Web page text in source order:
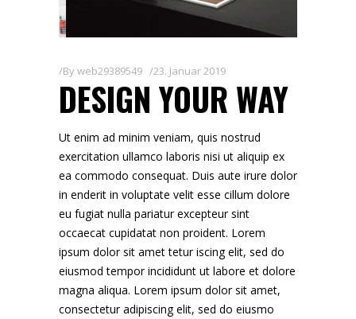
Byweb29389549 23. Januar 2019
DESIGN YOUR WAY
Ut enim ad minim veniam, quis nostrud
exercitation ullamco laboris nisi ut aliquip ex
ea commodo consequat. Duis aute irure dolor
in enderit in voluptate velit esse cillum dolore
eu fugiat nulla pariatur excepteur sint
occaecat cupidatat non proident. Lorem
ipsum dolor sit amet tetur iscing elit, sed do
eiusmod tempor incididunt ut labore et dolore
magna aliqua. Lorem ipsum dolor sit amet,
consectetur adipiscing elit, sed do eiusmo